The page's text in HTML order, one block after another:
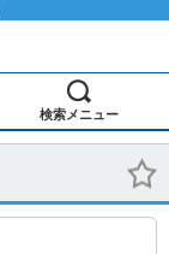
検索メニュー